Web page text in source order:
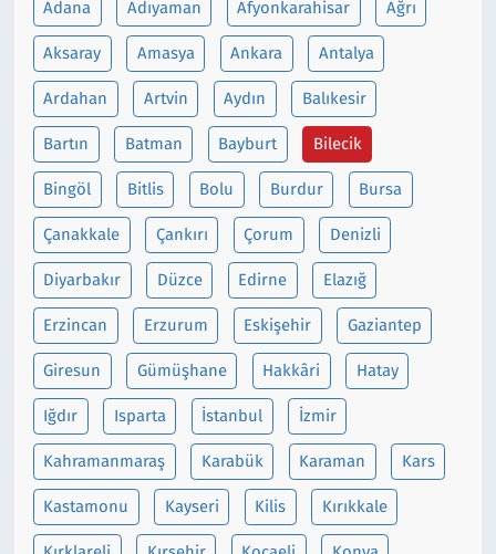
Adana Adıyaman Afyonkarahisar Ağrı
Aksaray Amasya Ankara Antalya
Ardahan Artvin Aydın Balıkesir
Bartın Batman Bayburt Bilecik
Bingöl Bitlis Bolu Burdur Bursa
Çanakkale Çankırı Çorum Denizli
Diyarbakır Düzce Edirne Elazığ
Erzincan Erzurum Eskişehir Gaziantep
Giresun Gümüşhane Hakkâri Hatay
Iğdır Isparta İstanbul İzmir
Kahramanmaraş Karabük Karaman Kars
Kastamonu Kayseri Kilis Kırıkkale
Siyaset
Spor
Süleymanpaşa
Tekirdağ